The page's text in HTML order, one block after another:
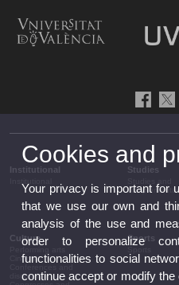
Institutional Studies
Culture
Cinema
discussion
Sports
Cookies and
Your privacy is important for
that we use our own and
analysis of the use and
order to personalize
functionalities to social
continue accept or modify